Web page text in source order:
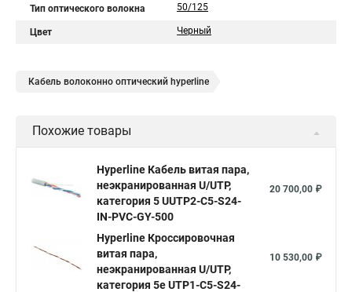
Тип оптического волокна 50/125
Цвет Черный
Кабель волоконно оптический hyperline
Похожие товары
Hyperline Кабель витая пара,
неэкранированная U/UTP,
категория 5 UUTP2-C5-S24-
IN-PVC-GY-500
20 700,00 ₽
Hyperline Кроссировочная
витая пара,
неэкранированная U/UTP,
категория 5e UTP1-C5-S24-
10 530,00 ₽